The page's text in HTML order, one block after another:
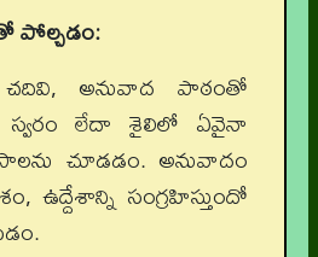
పోల్చడం:
అనువాద పాఠంతో
స్వరం లేదా శైలిలో ఏవైనా
చూడడం. అనువాదం
సంగ్రహిస్తుందో